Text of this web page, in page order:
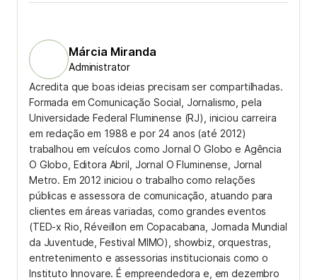
Márcia Miranda
Administrator
Acredita que boas ideias precisam ser compartilhadas.
Formada em Comunicação Social, Jornalismo, pela
Universidade Federal Fluminense (RJ), iniciou carreira
em redação em 1988 e por 24 anos (até 2012)
trabalhou em veículos como Jornal O Globo e Agência
O Globo, Editora Abril, Jornal O Fluminense, Jornal
Metro. Em 2012 iniciou o trabalho como relações
públicas e assessora de comunicação, atuando para
clientes em áreas variadas, como grandes eventos
(TED-x Rio, Réveillon em Copacabana, Jornada Mundial
da Juventude, Festival MIMO), showbiz, orquestras,
entretenimento e assessorias institucionais como o
Instituto Innovare. É empreendedora e, em dezembro